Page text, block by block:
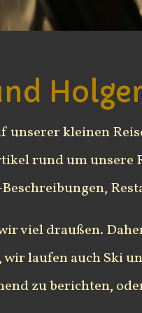
unserer kleinen
rund um unsere
viel draußen.
wir laufen auch Ski
zu berichten,